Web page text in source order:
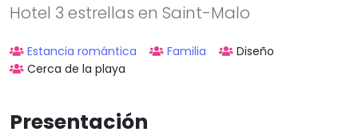
Hotel 3 estrellas en Saint-Malo
Estancia romántica Familia
Diseño
Cerca de la playa
Presentación